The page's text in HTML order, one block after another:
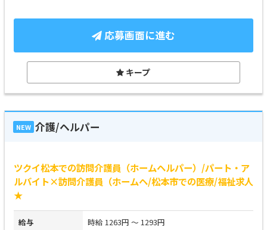
応募画面に進む
キープ
NEW 介護/ヘルパー
ツクイ松本での訪問介護員（ホームヘルパー）/パート・ア
ルバイト×訪問介護員（ホームヘ/松本市での医療/福祉求人
★
給与 時給 1263円 ～ 1293円